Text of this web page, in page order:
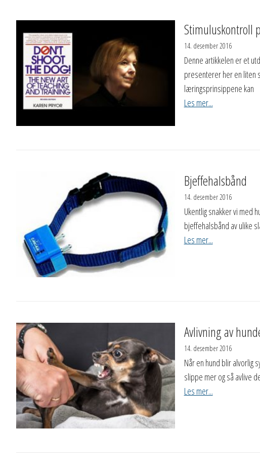
Stimuluskontroll
14. desember 2016
Denne artikkelen er et
presenterer her en liten
læringsprinsippene kan
Les mer...
Bjeffehalsbånd
14. desember 2016
Ukentlig snakker vi med
bjeffehalsbånd av ulike
Les mer...
Avlivning av
14. desember 2016
Når en hund blir alvorlig
slippe mer og så avlive
Les mer...